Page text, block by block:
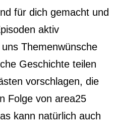
für dich gemacht und
aktiv
Themenwünsche
Geschichte teilen
vorschlagen, die
Folge von area25
kann natürlich auch